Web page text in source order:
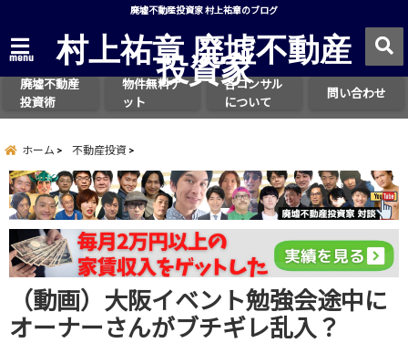
廃墟不動産投資家 村上祐章のブログ
menu 村上祐章 廃墟不動産
投資家
廃墟不動産
投資術
物件無料ゲ
ット
各コンサル
について
問い合わせ
ホーム 不動産投資
（動画）大阪イベント勉強会途中に
オーナーさんがブチギレ乱入？